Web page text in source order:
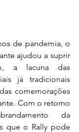
de pandemia, o
ajudou a suprir
a lacuna das
já tradicionais
comemorações
Com o retorno
da
que o Rally pode